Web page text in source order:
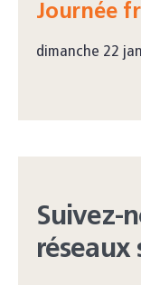
Journée
dimanche 22
Suivez-
réseaux